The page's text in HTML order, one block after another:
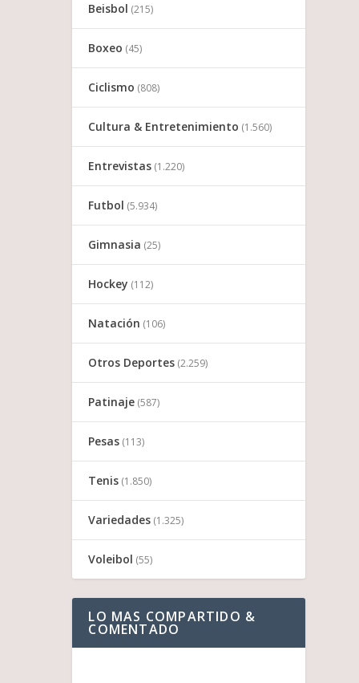
Beisbol (215)
Boxeo (45)
Ciclismo (808)
Cultura & Entretenimiento (1.560)
Entrevistas (1.220)
Futbol (5.934)
Gimnasia (25)
Hockey (112)
Natación (106)
Otros Deportes (2.259)
Patinaje (587)
Pesas (113)
Tenis (1.850)
Variedades (1.325)
Voleibol (55)
LO MAS COMPARTIDO &
COMENTADO